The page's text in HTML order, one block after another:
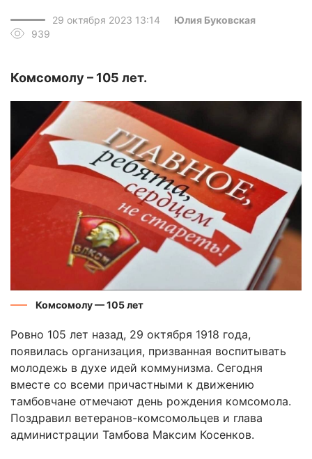
29 октября 2023 13:14
Юлия Буковская
939
Комсомолу – 105 лет.
Комсомолу — 105 лет
Ровно 105 лет назад, 29 октября 1918 года,
появилась организация, призванная воспитывать
молодежь в духе идей коммунизма. Сегодня
вместе со всеми причастными к движению
тамбовчане отмечают день рождения комсомола.
Поздравил ветеранов-комсомольцев и глава
администрации Тамбова Максим Косенков.